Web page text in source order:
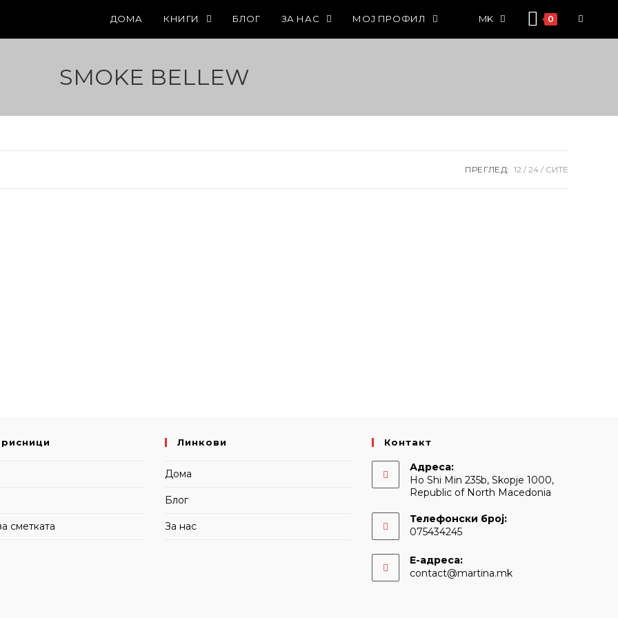
ДОМА КНИГИ БЛОГ ЗА НАС МОЈ ПРОФИЛ MK 0
SMOKE BELLEW
ПРЕГЛЕД: 12 24 СИТЕ
сметката
Линкови
Дома
Блог
За нас
Контакт
Адреса:
Ho Shi Min 235b, Skopje 1000,
Republic of North Macedonia
Телефонски број:
075434245
Е-адреса:
contact@martina.mkOpens